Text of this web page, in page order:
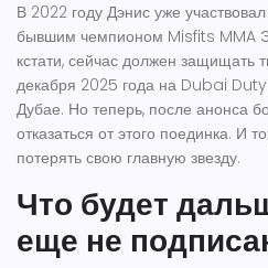
В 2022 году Дэнис уже
бывшим чемпионом Misfits MMA
кстати, сейчас должен защищать
декабря 2025 года на Dubai
Дубае. Но теперь, после анонса
отказаться от этого поединка. И
потерять свою главную звезду.
Что будет
еще не